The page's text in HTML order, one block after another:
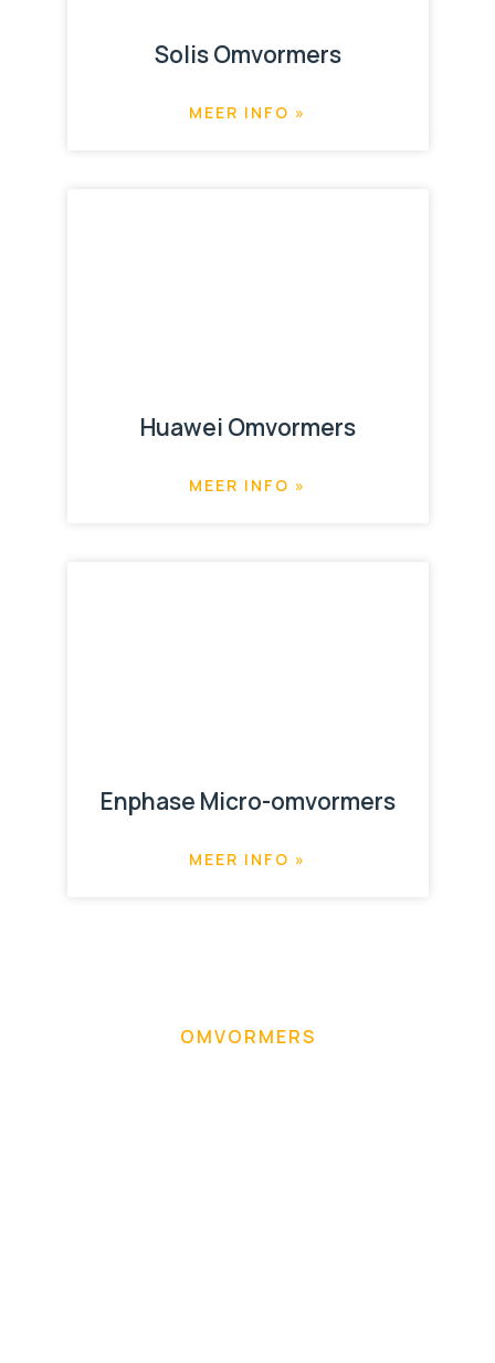
Solis Omvormers
MEER INFO »
Huawei Omvormers
MEER INFO »
Enphase Micro-omvormers
MEER INFO »
OMVORMERS